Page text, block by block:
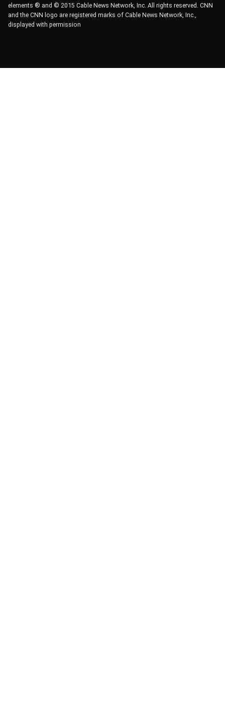
elements ® and © 2015 Cable News Network, Inc. All rights reserved. CNN
and the CNN logo are registered marks of Cable News Network, Inc.,
displayed with permission